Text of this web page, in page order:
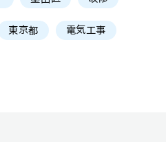
東京都 電気工事